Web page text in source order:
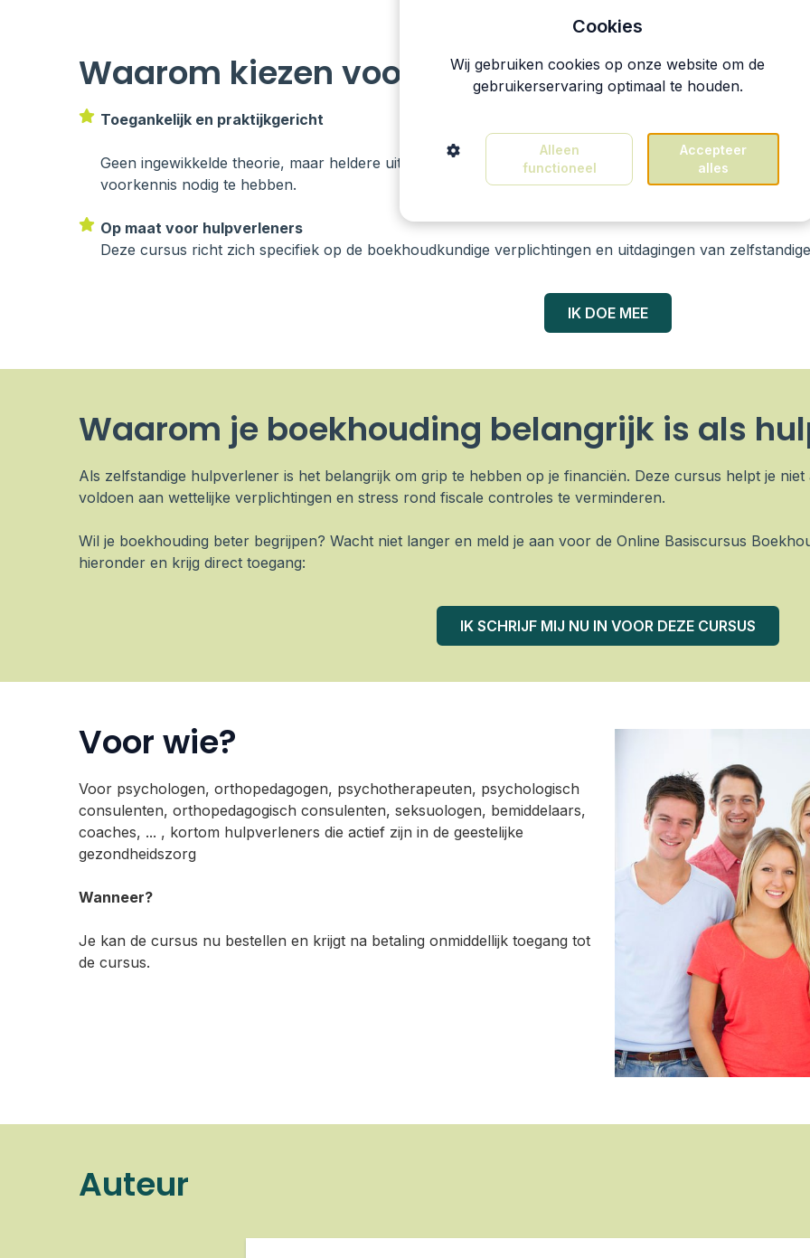
Waarom kiezen voor deze cursus?
Toegankelijk en praktijkgericht
Geen ingewikkelde theorie, maar heldere uitleg gericht op jouw dagelijkse praktijk. Begrijp termen
voorkennis nodig te hebben.
Op maat voor hulpverleners
Deze cursus richt zich specifiek op de boekhoudkundige verplichtingen en uitdagingen van
IK DOE MEE
Waarom je boekhouding belangrijk is als
Als zelfstandige hulpverlener is het belangrijk om grip te hebben op je financiën. Deze cursus helpt je
voldoen aan wettelijke verplichtingen en stress rond fiscale controles te verminderen.
Wil je boekhouding beter begrijpen? Wacht niet langer en meld je aan voor de Online Basiscursus
hieronder en krijg direct toegang:
IK SCHRIJF MIJ NU IN VOOR DEZE CURSUS
Voor wie?
Voor psychologen, orthopedagogen, psychotherapeuten, psychologisch
consulenten, orthopedagogisch consulenten, seksuologen, bemiddelaars,
coaches, ... , kortom hulpverleners die actief zijn in de geestelijke
gezondheidszorg
Wanneer?
Je kan de cursus nu bestellen en krijgt na betaling onmiddellijk toegang tot
de cursus.
Auteur
Cookies
Wij gebruiken cookies op onze website om de
gebruikerservaring optimaal te houden.
Alleen
functioneel
Accepteer
alles